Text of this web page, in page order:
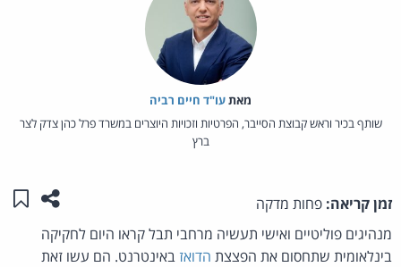
מאת‏עו"ד חיים רביה
שותף בכיר וראש קבוצת הסייבר, הפרטיות וזכויות היוצרים במשרד פרל כהן צדק לצר
ברץ
זמן קריאה: פחות מדקה שתפו
מנהיגים פוליטיים ואישי תעשיה מרחבי תבל קראו היום לחקיקה
בינלאומית שתחסום את הפצצת הדואז באינטרנט. הם עשו זאת